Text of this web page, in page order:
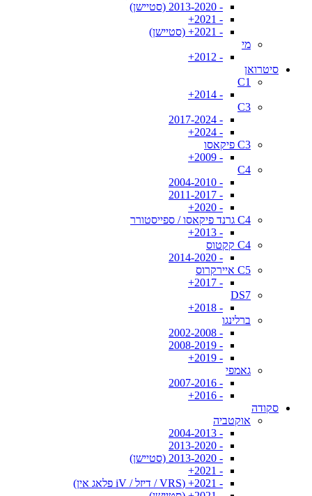
- 2013-2020 (סטיישן)
- 2021+
- 2021+ (סטיישן)
מי
- 2012+
סיטרואן
C1
- 2014+
C3
- 2017-2024
- 2024+
C3 פיקאסו
- 2009+
C4
- 2004-2010
- 2011-2017
- 2020+
C4 גרנד פיקאסו / ספייסטורר
- 2013+
C4 קקטוס
- 2014-2020
C5 איירקרוס
- 2017+
DS7
- 2018+
ברלינגו
- 2002-2008
- 2008-2019
- 2019+
גאמפי
- 2007-2016
- 2016+
סקודה
אוקטביה
- 2004-2013
- 2013-2020
- 2013-2020 (סטיישן)
- 2021+
- 2021+ (VRS / דיזל / iV פלאג אין)